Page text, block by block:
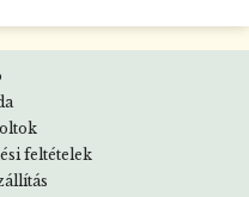
feltételek